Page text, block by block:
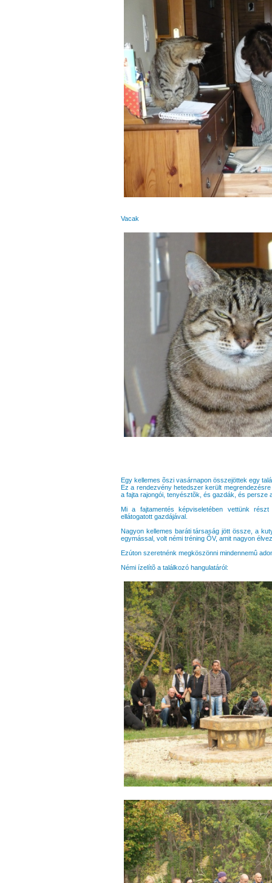
Vacak
Egy kellemes õszi vasárnapon összejöttek egy
Ez a rendezvény hetedszer került
a fajta rajongói, tenyésztõk, és gazdák, és persze
Mi a fajtamentés képviseletében vettünk
ellátogatott gazdájával.
Nagyon kellemes baráti társaság jött össze, a
egymással, volt némi tréning ÕV, amit nagyon
Ezúton szeretnénk megköszönni mindennemû
Némi ízelítõ a találkozó hangulatáról: